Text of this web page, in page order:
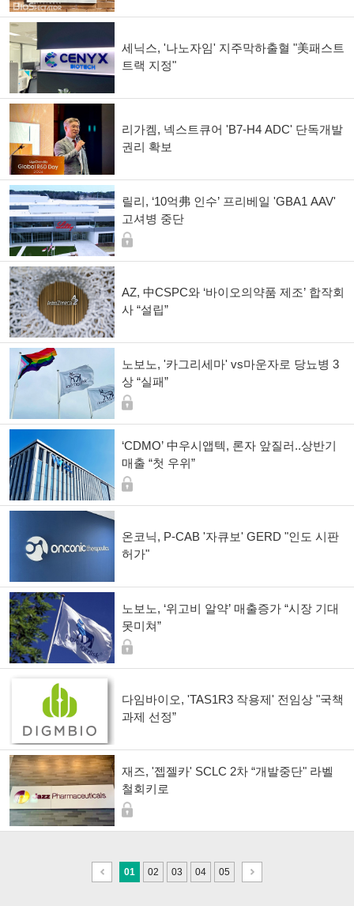
세닉스, '나노자임' 지주막하출혈 "美패스트
트랙 지정"
리가켐, 넥스트큐어 'B7-H4 ADC' 단독개발
권리 확보
릴리, ‘10억弗 인수’ 프리베일 'GBA1 AAV'
고셔병 중단
AZ, 中CSPC와 ‘바이오의약품 제조’ 합작회
사 “설립”
노보노, '카그리세마' vs마운자로 당뇨병 3
상 “실패”
‘CDMO’ 中우시앱텍, 론자 앞질러..상반기
매출 “첫 우위”
온코닉, P-CAB '자큐보' GERD "인도 시판
허가"
노보노, ‘위고비 알약’ 매출증가 “시장 기대
못미쳐”
다임바이오, 'TAS1R3 작용제' 전임상 "국책
과제 선정”
재즈, '젭젤카' SCLC 2차 “개발중단" 라벨
철회키로
이
전
01 02 03 04 05
다
음